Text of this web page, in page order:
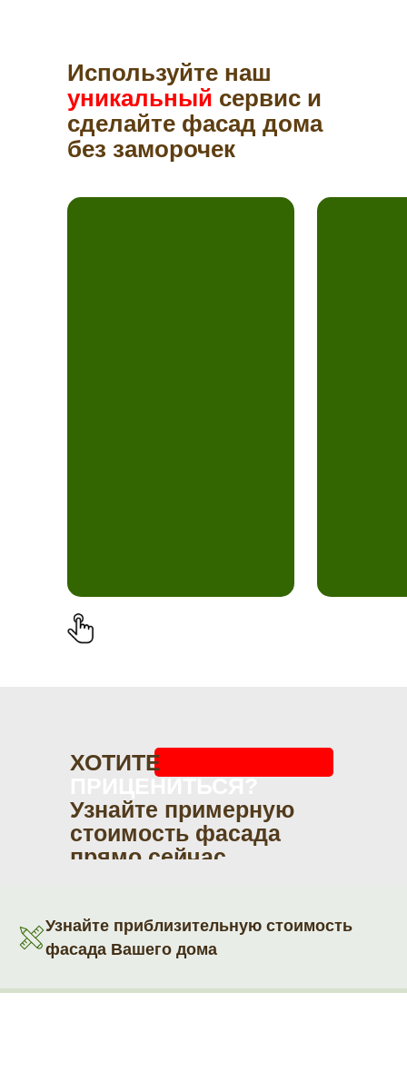
Используйте наш
уникальный сервис и
сделайте фасад дома
без заморочек
ХОТИТЕ
Узнайте примерную
стоимость фасада
прямо сейчас
Узнайте приблизительную стоимость
фасада Вашего дома